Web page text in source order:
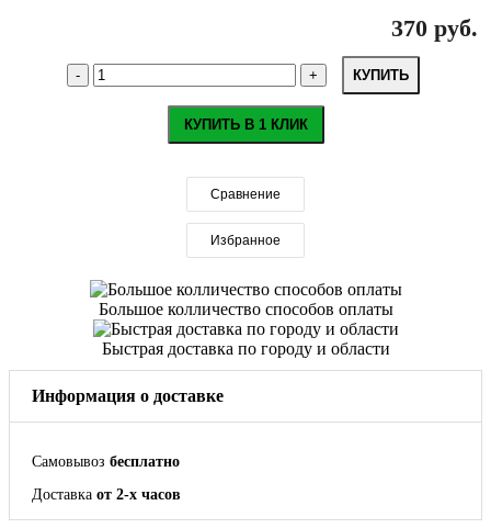
370 руб.
КУПИТЬ
КУПИТЬ В 1 КЛИК
Сравнение
Избранное
Большое колличество способов оплаты
Быстрая доставка по городу и области
Информация о доставке
Самовывоз бесплатно
Доставка от 2-х часов